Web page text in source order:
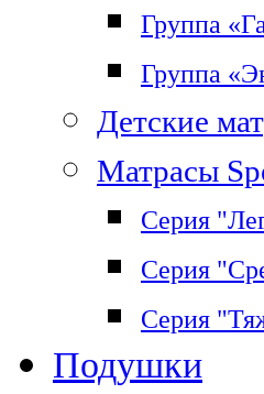
Группа
Группа
Детские
Матрасы
Серия
Серия
Серия
Подушки